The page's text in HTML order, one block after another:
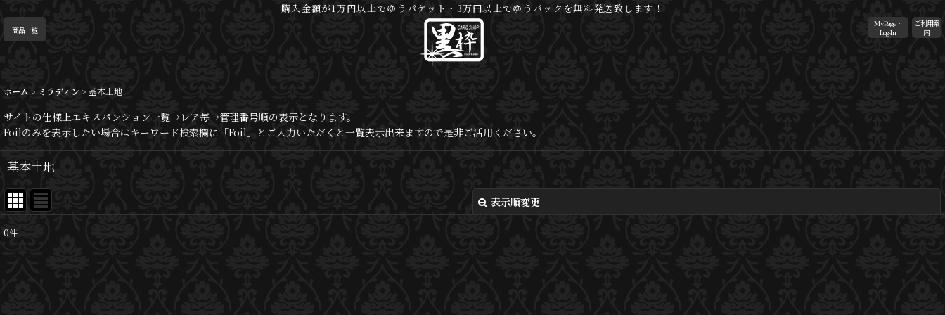
購入金額が1万円以上でゆうパケット・3万円以上でゆうパックを無料発送致します！
商品一覧
MyPage・
Log-In
ご利用案
内
ホーム > ミラディン > 基本土地
サイトの仕様上エキスパンション一覧→レア毎→管理番号順の表示となります。
Foilのみを表示したい場合はキーワード検索欄に「Foil」とご入力いただくと一覧表示出来ますので是非ご活用ください。
基本土地
表示順変更
表示数
0件